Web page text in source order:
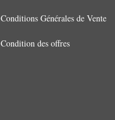
Conditions Générales de Vente
Condition des offres